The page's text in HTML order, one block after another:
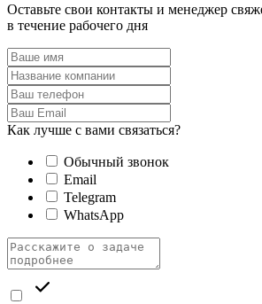
Оставьте свои контакты и менеджер
в течение рабочего дня
Как лучше с вами связаться?
Обычный звонок
Email
Telegram
WhatsApp